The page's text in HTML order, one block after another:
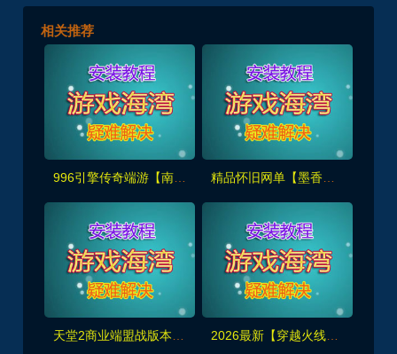
相关推荐
996引擎传奇端游【南派传说】盗墓主题玩法丰富+内置攻略+安装及GM教程 精品怀旧网单【墨香书院】单机版+GM管理工具及注册+安装视频教程
天堂2商业端盟战版本,冰雪神威,奶妈神威加持版,循环BOSS狩猎-世界BOSS-活动BOSS 2026最新【穿越火线CF2.0】一键端,修复各种错误，全道具可买100%汉化+GM工具